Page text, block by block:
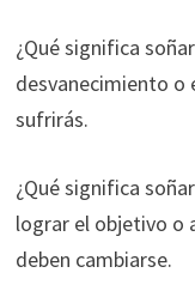
¿Qué significa
desvanecimiento o
sufrirás.
¿Qué significa
lograr el objetivo o
deben cambiarse.